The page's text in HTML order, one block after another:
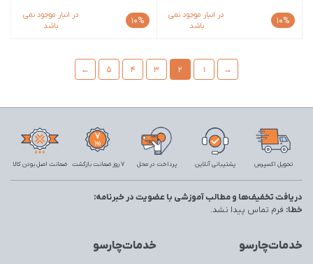
10%
در انبار موجود نمی
باشد
10%
در انبار موجود نمی
باشد
→
1
2
3
4
5
←
تحویل اکسپرس پشتیبانی آنلاین پرداخت در محل 7 روز ضمانت بازگشت ضمانت اصل بودن کالا
خدمات‌چارسو خدمات‌چارسو
دریافت تخفیف‌ها و مطالب آموزشی با عضویت در خبرنامه:
خطا: فرم تماس پیدا نشد.